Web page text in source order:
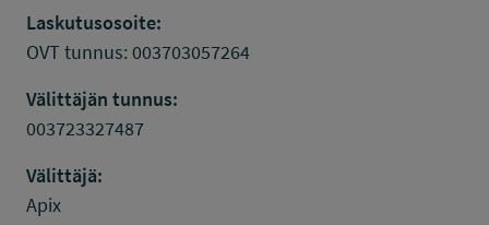
Laskutusosoite:
OVT tunnus: 003703057264
Välittäjän tunnus:
003723327487
Välittäjä:
Apix